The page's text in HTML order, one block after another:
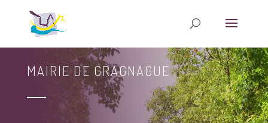
MAIRIE DE GRAGNAGUE